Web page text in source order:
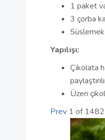
1 paket
3 çorba
Yapılışı:
Çikolata
Üzeri
Prev 1 of 1482